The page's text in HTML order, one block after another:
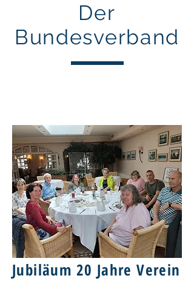
Der
Bundesverband
Jubiläum 20 Jahre Verein